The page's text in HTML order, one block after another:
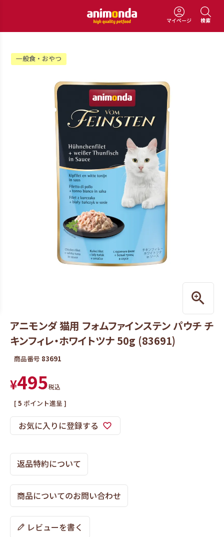
マイページ 検索
一般食・おやつ
アニモンダ 猫用 フォムファインステン パウチ チ
キンフィレ・ホワイトツナ 50g (83691)
商品番号 83691
¥495税込
[5 ポイント進呈 ]
お気に入りに登録する
返品特約について
商品についてのお問い合わせ
レビューを書く